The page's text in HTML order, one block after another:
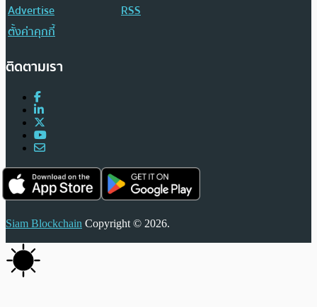
Advertise
RSS
ตั้งค่าคุกกี้
ติดตามเรา
Siam Blockchain Copyright © 2026.